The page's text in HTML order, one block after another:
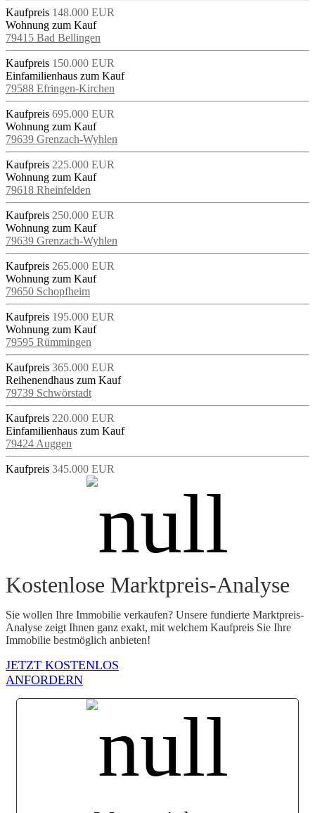
Kaufpreis 148.000 EUR
Wohnung zum Kauf
79415 Bad Bellingen
Kaufpreis 150.000 EUR
Einfamilienhaus zum Kauf
79588 Efringen-Kirchen
Kaufpreis 695.000 EUR
Wohnung zum Kauf
79639 Grenzach-Wyhlen
Kaufpreis 225.000 EUR
Wohnung zum Kauf
79618 Rheinfelden
Kaufpreis 250.000 EUR
Wohnung zum Kauf
79639 Grenzach-Wyhlen
Kaufpreis 265.000 EUR
Wohnung zum Kauf
79650 Schopfheim
Kaufpreis 195.000 EUR
Wohnung zum Kauf
79595 Rümmingen
Kaufpreis 365.000 EUR
Reihenendhaus zum Kauf
79739 Schwörstadt
Kaufpreis 220.000 EUR
Einfamilienhaus zum Kauf
79424 Auggen
Kaufpreis 345.000 EUR
Kostenlose Marktpreis-Analyse
Sie wollen Ihre Immobilie verkaufen? Unsere fundierte Marktpreis-
Analyse zeigt Ihnen ganz exakt, mit welchem Kaufpreis Sie Ihre
Immobilie bestmöglich anbieten!
JETZT KOSTENLOS
ANFORDERN